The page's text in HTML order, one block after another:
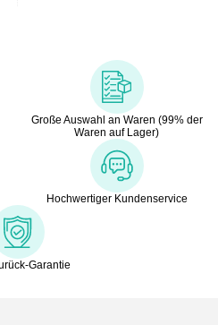
Große Auswahl an Waren (99% der
Waren auf Lager)
Hochwertiger Kundenservice
Garantie